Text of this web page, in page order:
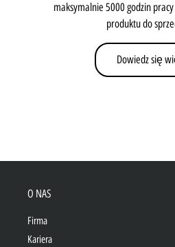
maksymalnie 5000 godzin
produktu do
Dowiedz się
O NAS
Firma
Kariera